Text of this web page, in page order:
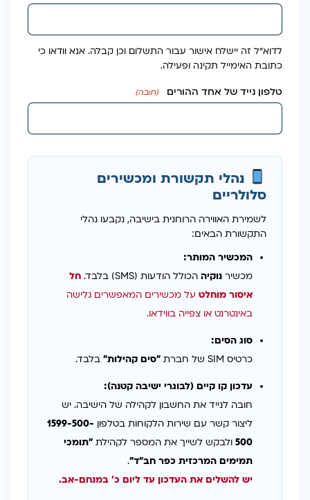
לדוא״ל זה יישלח אישור עבור התשלום וכן קבלה. אנא וודאו כי
כתובת האימייל תקינה ופעילה.
טלפון נייד של אחד ההורים (חובה)
נהלי תקשורת ומכשירים
סלולריים
לשמירת האווירה הרוחנית בישיבה, נקבעו נהלי
התקשורת הבאים:
המכשיר המותר:
מכשירנוקיה הכולל הודעות (SMS) בלבד.
חל
איסור מוחלט על מכשירים המאפשרים גלישה
באינטרנט או צפייה בווידאו.
סוג הסים:
כרטיס SIM של חברת
"סים קהילות" בלבד.
עדכון קו קיים (לבוגרי ישיבה קטנה):
חובה לנייד את החשבון לקהילה של הישיבה. יש
ליצור קשר עם שירות הלקוחות בטלפון 1599-500-
500 ולבקש לשייך את המספר לקהילת"תומכי
תמימים המרכזית כפר חב"ד".
יש להשלים את העדכון עד ליום כ' במנחם-אב.